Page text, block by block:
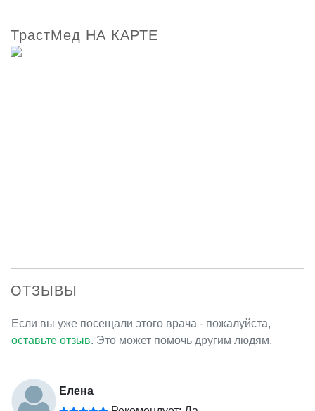
ТрастМед НА КАРТЕ
ОТЗЫВЫ
Если вы уже посещали этого врача - пожалуйста,
оставьте отзыв. Это может помочь другим людям.
Елена